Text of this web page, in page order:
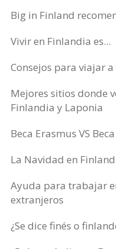
Big in Finland
Vivir en Finlandia es...
Consejos para viajar
Mejores sitios donde
Finlandia y Laponia
Beca Erasmus VS
La Navidad en
Ayuda para trabajar
extranjeros
¿Se dice finés o